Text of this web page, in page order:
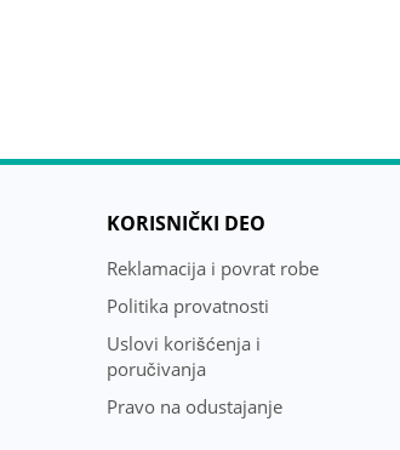
KORISNIČKI DEO
Reklamacija i povrat robe
Politika provatnosti
Uslovi korišćenja i
poručivanja
Pravo na odustajanje